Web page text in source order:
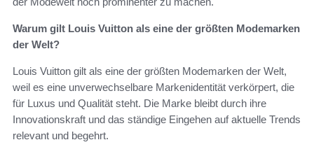
Warum gilt Louis Vuitton als eine der größten Modemarken
der Welt?
Louis Vuitton gilt als eine der größten Modemarken der Welt,
weil es eine unverwechselbare Markenidentität verkörpert, die
für Luxus und Qualität steht. Die Marke bleibt durch ihre
Innovationskraft und das ständige Eingehen auf aktuelle Trends
relevant und begehrt.